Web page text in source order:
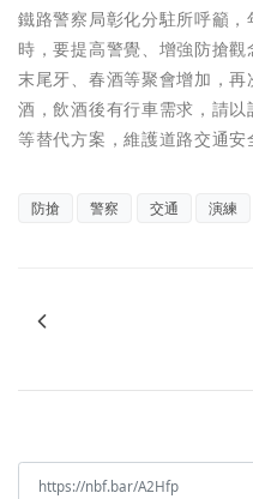
鐵路警察局彰化分駐所呼籲
時，要提高警覺、增強防搶
末尾牙、春酒等聚會增加，
酒，飲酒後有行車需求，請
等替代方案，維護道路交通安
防搶 警察 交通 演練